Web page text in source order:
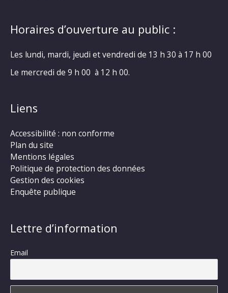
Horaires d’ouverture au public :
Les lundi, mardi, jeudi et vendredi de 13 h 30 à 17 h 00
Le mercredi de 9 h 00 à 12 h 00.
Liens
Accessibilité : non conforme
Plan du site
Mentions légales
Politique de protection des données
Gestion des cookies
Enquête publique
Lettre d’information
Email